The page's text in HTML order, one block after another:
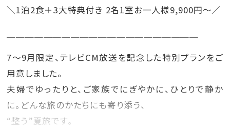
【ご注意】
・お子さまが1名でベッドを利用される場合
は、「大人」としてご予約ください。
＼1泊2食＋3大特典付き 2名1室お一人様9,900円～／
￣￣￣￣￣￣￣￣￣￣￣￣￣￣￣￣￣￣￣￣￣
7～9月限定、テレビCM放送を記念した特別プランをご
用意しました。
夫婦でゆったりと、ご家族でにぎやかに、ひとりで静か
に。どんな旅のかたちにも寄り添う、
“整う”夏旅です。